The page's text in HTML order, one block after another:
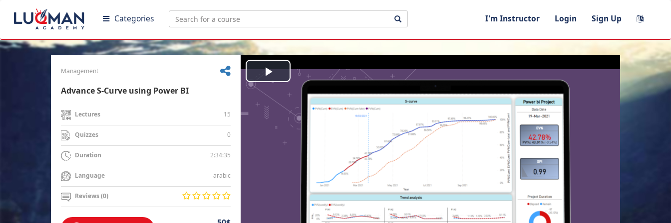
Categories I'm Instructor Login Sign Up
Management
Advance S-Curve using Power BI
Lectures 15
Quizzes 0
Duration 2:34:35
Language arabic
Reviews (0)
Play
Video